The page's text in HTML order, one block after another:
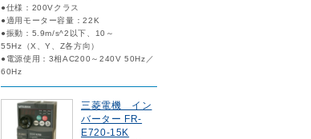
●仕様：200Vクラス
●適用モーター容量：22K
●振動：5.9m/s^2以下、10～
55Hz（X、Y、Z各方向）
●電源使用：3相AC200～240V 50Hz／
60Hz
三菱電機 イン
バーター FR-
E720-15K